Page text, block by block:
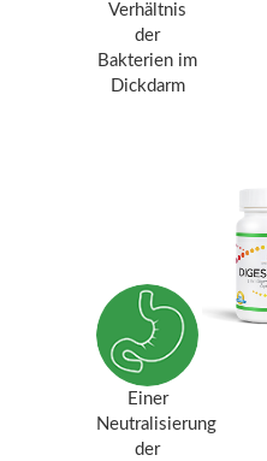
Verhältnis
der
Bakterien im
Dickdarm
Einer
Neutralisierung
der